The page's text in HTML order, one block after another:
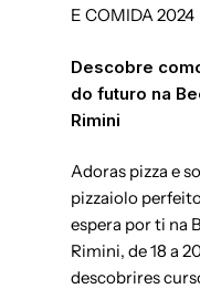
E COMIDA 2024
Descobre
do futuro na
Rimini
Adoras pizza e
pizzaiolo
espera por ti na
Rimini, de 18 a
descobrires